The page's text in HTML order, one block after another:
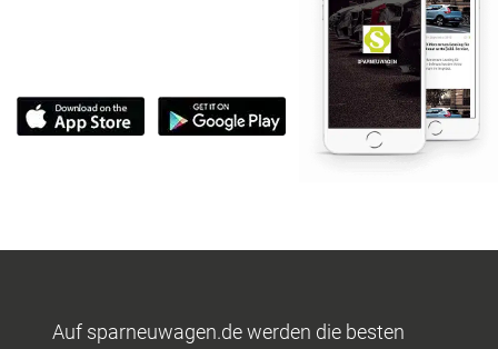
Auf sparneuwagen.de werden die besten